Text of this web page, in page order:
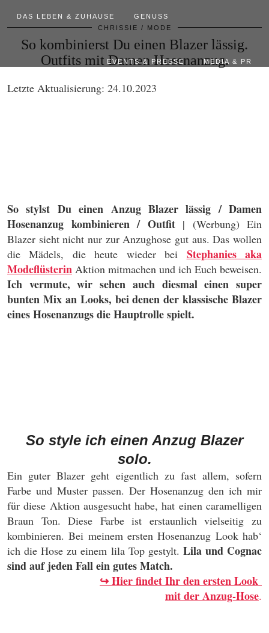
DAS LEBEN & ZUHAUSE GENUSS
EVENTS & PRESSE MEDIA & PR
CHRISSIE MODE
So kombinierst Du einen Blazer lässig.
Outfits mit Damen Hosenanzug.
Letzte Aktualisierung: 24.10.2023
So stylst Du einen Anzug Blazer lässig / Damen
Hosenanzug kombinieren / Outfit| (Werbung) Ein
Blazer sieht nicht nur zur Anzughose gut aus. Das wollen
die Mädels, die heute wieder bei Stephanies aka
Modeflüsterin Aktion mitmachen und ich Euch beweisen.
Ich vermute, wir sehen auch diesmal einen super
bunten Mix an Looks, bei denen der klassische Blazer
eines Hosenanzugs die Hauptrolle spielt.
So style ich einen Anzug Blazer
solo.
Ein guter Blazer geht eigentlich zu fast allem, sofern
Farbe und Muster passen. Der Hosenanzug den ich mir
für diese Aktion ausgesucht habe, hat einen caramelligen
Braun Ton. Diese Farbe ist erstaunlich vielseitig zu
kombinieren. Bei meinem ersten Hosenanzug Look hab‘
ich die Hose zu einem lila Top gestylt. Lila und Cognac
sind auf jeden Fall ein gutes Match.
↪Hier findet Ihr den ersten Look
mit der Anzug-Hose.